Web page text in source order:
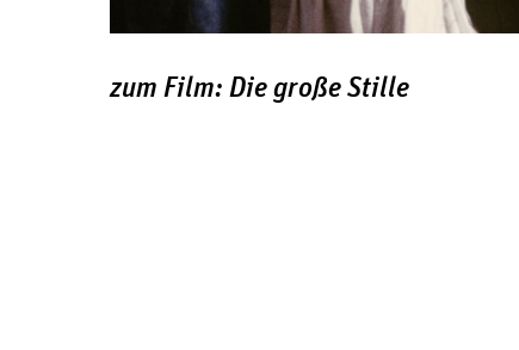
zum Film: Die große Stille